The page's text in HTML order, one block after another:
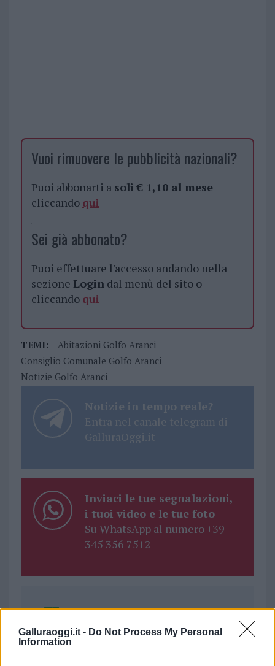
Galluraoggi.it - Do Not Process My Personal
Information
Vuoi rimuovere le pubblicità nazionali?
Puoi abbonarti a soli € 1,10 al mese
cliccando qui
Sei già abbonato?
Puoi effettuare l'accesso andando nella
sezione Logindal menù del sito o
cliccando qui
TEMI:
Abitazioni Golfo Aranci
Consiglio Comunale Golfo Aranci
Notizie Golfo Aranci
Notizie in tempo reale?
Entra nel canale telegram di
GalluraOggi.it
Inviaci le tue segnalazioni,
i tuoi video e le tue foto
Su WhatsApp al numero +39
345 356 7512